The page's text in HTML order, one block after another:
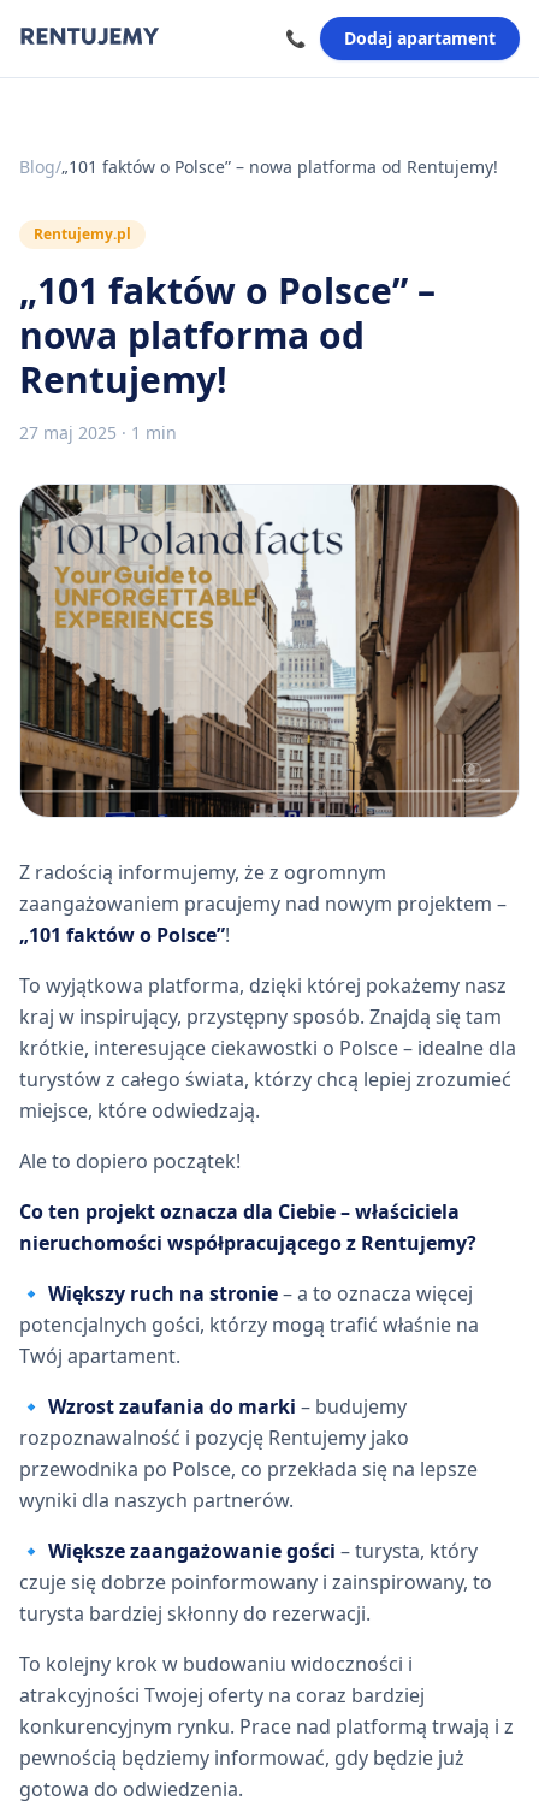
📞 Dodaj apartament
Blog/„101 faktów o Polsce” – nowa platforma od Rentujemy!
Rentujemy.pl
„101 faktów o Polsce” –
nowa platforma od
Rentujemy!
27 maj 2025 · 1 min
Z radością informujemy, że z ogromnym
zaangażowaniem pracujemy nad nowym projektem –
„101 faktów o Polsce”!
To wyjątkowa platforma, dzięki której pokażemy nasz
kraj w inspirujący, przystępny sposób. Znajdą się tam
krótkie, interesujące ciekawostki o Polsce – idealne dla
turystów z całego świata, którzy chcą lepiej zrozumieć
miejsce, które odwiedzają.
Ale to dopiero początek!
Co ten projekt oznacza dla Ciebie – właściciela
nieruchomości współpracującego z Rentujemy?
🔹 Większy ruch na stronie– a to oznacza więcej
potencjalnych gości, którzy mogą trafić właśnie na
Twój apartament.
🔹 Wzrost zaufania do marki – budujemy
rozpoznawalność i pozycję Rentujemy jako
przewodnika po Polsce, co przekłada się na lepsze
wyniki dla naszych partnerów.
🔹 Większe zaangażowanie gości – turysta, który
czuje się dobrze poinformowany i zainspirowany, to
turysta bardziej skłonny do rezerwacji.
To kolejny krok w budowaniu widoczności i
atrakcyjności Twojej oferty na coraz bardziej
konkurencyjnym rynku. Prace nad platformą trwają i z
pewnością będziemy informować, gdy będzie już
gotowa do odwiedzenia.